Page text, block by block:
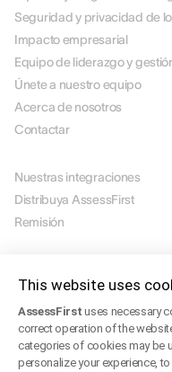
This website uses
AssessFirstuses necessary
correct operation of the
categories of cookies may be
personalize your experience,
Seguridad y privacidad de
Impacto empresarial
Equipo de liderazgo y
Únete a nuestro equipo
Acerca de nosotros
Contactar
Nuestras integraciones
Distribuya AssessFirst
Remisión
Manage Cookies
Condiciones de uso
Términos de servicio
Política de privacidad